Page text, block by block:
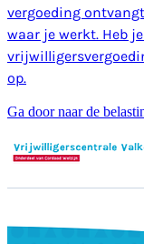
vergoeding
waar je werkt. Heb
op.
Ga door naar de